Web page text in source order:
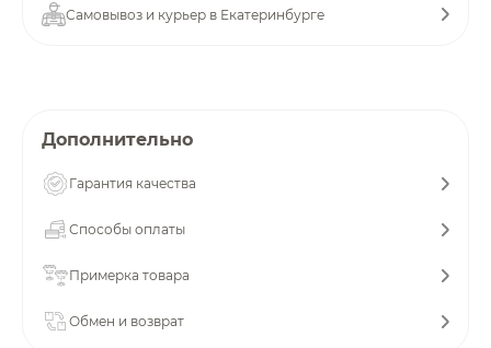
Самовывоз и курьер в Екатеринбурге
Дополнительно
Гарантия качества
Способы оплаты
Примерка товара
Обмен и возврат
об оплате Плайтом
недели
Остались вопросы?